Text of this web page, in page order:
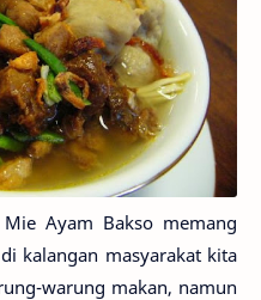
Ayam Bakso memang
kalangan masyarakat kita
warung makan, namun